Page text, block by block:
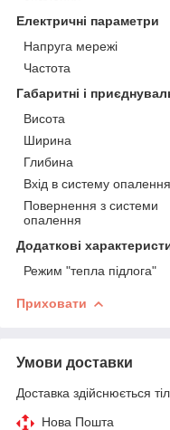
Електричні параметри
Напруга мережі
Частота
Габаритні і
Висота
Ширина
Глибина
Вхід в систему опалення
Повернення з системи
опалення
Додаткові
Режим "тепла підлога"
Приховати
Умови доставки
Доставка здійснюється
Нова Пошта